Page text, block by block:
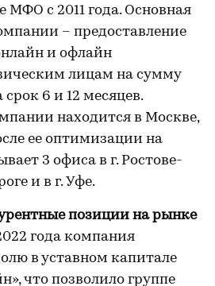
МФО с 2011 года. Основная
– предоставление
и офлайн
лицам на сумму
срок 6 и 12 месяцев.
находится в Москве,
ее оптимизации на
3 офиса в г. Ростове-
и в г. Уфе.
позиции на рынке
года компания
в уставном капитале
что позволило группе